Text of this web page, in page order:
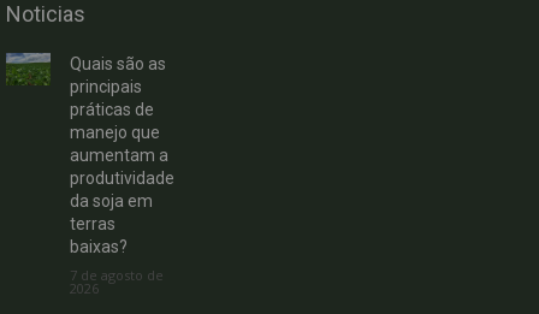
Noticias
Quais são as
principais
práticas de
manejo que
aumentam a
produtividade
da soja em
terras
baixas?
7 de agosto de
2026